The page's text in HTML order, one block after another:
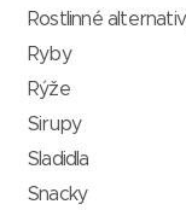
Rostlinné
Ryby
Rýže
Sirupy
Sladidla
Snacky